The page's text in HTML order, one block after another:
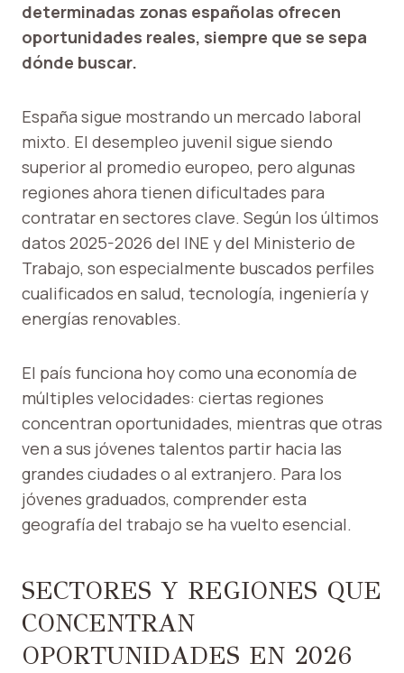
determinadas zonas españolas ofrecen
oportunidades reales, siempre que se sepa
dónde buscar.
España sigue mostrando un mercado laboral
mixto. El desempleo juvenil sigue siendo
superior al promedio europeo, pero algunas
regiones ahora tienen dificultades para
contratar en sectores clave. Según los últimos
datos 2025-2026 del INE y del Ministerio de
Trabajo, son especialmente buscados perfiles
cualificados en salud, tecnología, ingeniería y
energías renovables.
El país funciona hoy como una economía de
múltiples velocidades: ciertas regiones
concentran oportunidades, mientras que otras
ven a sus jóvenes talentos partir hacia las
grandes ciudades o al extranjero. Para los
jóvenes graduados, comprender esta
geografía del trabajo se ha vuelto esencial.
SECTORES Y REGIONES QUE
CONCENTRAN
OPORTUNIDADES EN 2026